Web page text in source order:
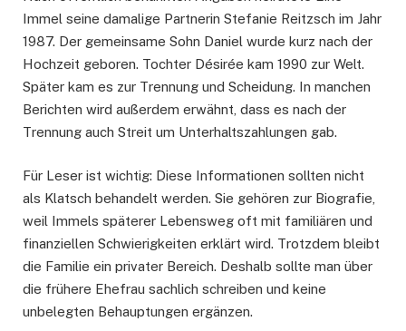
Immel seine damalige Partnerin Stefanie Reitzsch im Jahr
1987. Der gemeinsame Sohn Daniel wurde kurz nach der
Hochzeit geboren. Tochter Désirée kam 1990 zur Welt.
Später kam es zur Trennung und Scheidung. In manchen
Berichten wird außerdem erwähnt, dass es nach der
Trennung auch Streit um Unterhaltszahlungen gab.
Für Leser ist wichtig: Diese Informationen sollten nicht
als Klatsch behandelt werden. Sie gehören zur Biografie,
weil Immels späterer Lebensweg oft mit familiären und
finanziellen Schwierigkeiten erklärt wird. Trotzdem bleibt
die Familie ein privater Bereich. Deshalb sollte man über
die frühere Ehefrau sachlich schreiben und keine
unbelegten Behauptungen ergänzen.